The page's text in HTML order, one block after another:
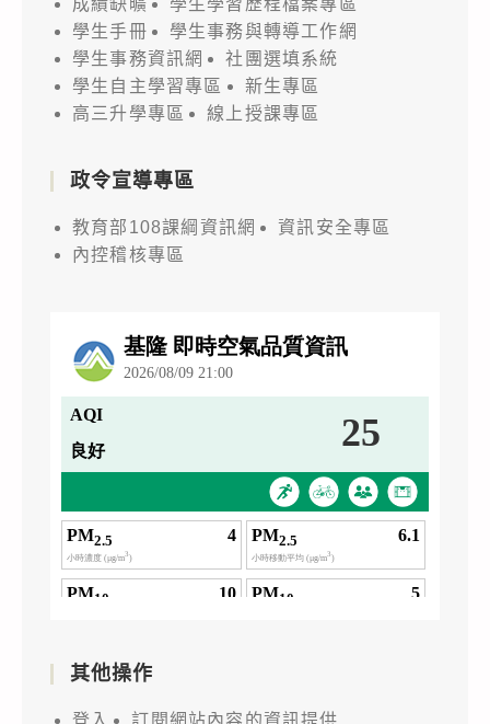
學生手冊
學生事務與轉導工作網
學生事務資訊網
社團選填系統
學生自主學習專區
新生專區
高三升學專區
線上授課專區
政令宣導專區
教育部108課綱資訊網
資訊安全專區
內控稽核專區
其他操作
登入
訂閱網站內容的資訊提供